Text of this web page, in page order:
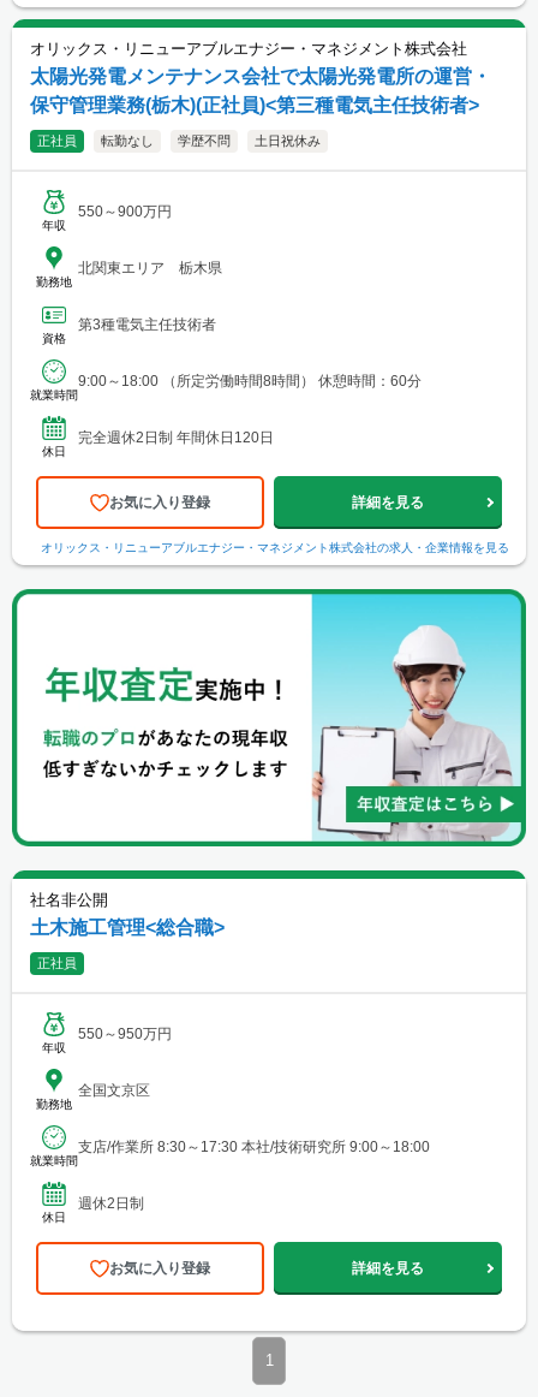
オリックス・リニューアブルエナジー・マネジメント株式会社
太陽光発電メンテナンス会社で太陽光発電所の運営・
保守管理業務(栃木)(正社員)<第三種電気主任技術者>
正社員 転勤なし 学歴不問 土日祝休み
年収
550～900万円
勤務地
北関東エリア 栃木県
資格
第3種電気主任技術者
就業時間
9:00～18:00 （所定労働時間8時間） 休憩時間：60分
休日
完全週休2日制 年間休日120日
お気に入り登録 詳細を見る
オリックス・リニューアブルエナジー・マネジメント株式会社の求人・企業情報を見る
社名非公開
土木施工管理<総合職>
正社員
年収
550～950万円
勤務地
全国文京区
就業時間
支店/作業所 8:30～17:30 本社/技術研究所 9:00～18:00
休日
週休2日制
お気に入り登録 詳細を見る
1